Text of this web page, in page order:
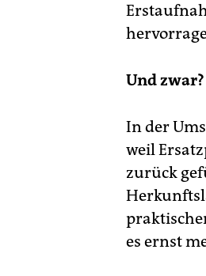
Und zwar?
In der
weil
zurück
es ernst